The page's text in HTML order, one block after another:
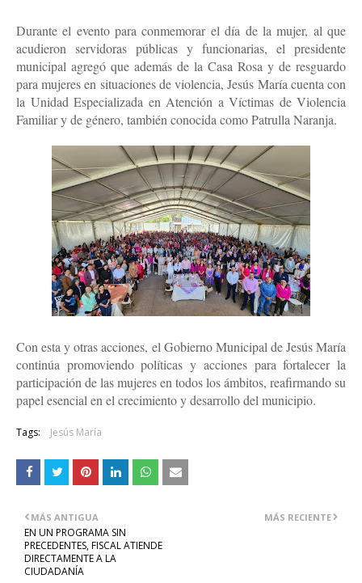
Durante el evento para conmemorar el día de la mujer, al que
acudieron servidoras públicas y funcionarias, el presidente
municipal agregó que además de la Casa Rosa y de resguardo
para mujeres en situaciones de violencia, Jesús María cuenta con
la Unidad Especializada en Atención a Víctimas de Violencia
Familiar y de género, también conocida como Patrulla Naranja.
Con esta y otras acciones, el Gobierno Municipal de Jesús María
continúa promoviendo políticas y acciones para fortalecer la
participación de las mujeres en todos los ámbitos, reafirmando su
papel esencial en el crecimiento y desarrollo del municipio.
Tags: Jesús María
MÁS RECIENTE
MÁS ANTIGUA
EN UN PROGRAMA SIN
PRECEDENTES, FISCAL ATIENDE
DIRECTAMENTE A LA
CIUDADANÍA